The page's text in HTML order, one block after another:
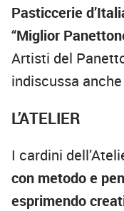
Pasticcerie
“Miglior
Artisti del
indiscussa
L’ATELIER
I cardini
con metodo e
esprimendo